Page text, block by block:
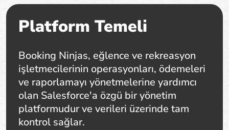
Platform Temeli
Booking Ninjas, eğlence ve rekreasyon
işletmecilerinin operasyonları, ödemeleri
ve raporlamayı yönetmelerine yardımcı
olan Salesforce'a özgü bir yönetim
platformudur ve verileri üzerinde tam
kontrol sağlar.